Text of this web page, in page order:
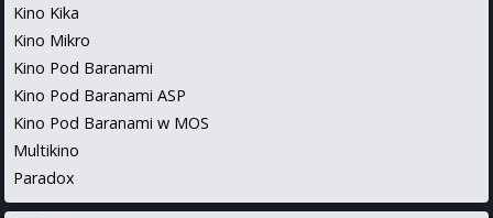
Kino Kika
Kino Mikro
Kino Pod Baranami
Kino Pod Baranami ASP
Kino Pod Baranami w MOS
Multikino
Paradox